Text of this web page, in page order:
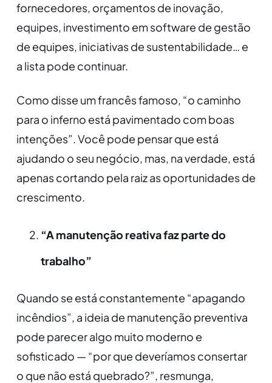
fornecedores, orçamentos de inovação,
equipes, investimento em software de gestão
de equipes, iniciativas de sustentabilidade… e
a lista pode continuar.
Como disse um francês famoso, “o caminho
para o inferno está pavimentado com boas
intenções”. Você pode pensar que está
ajudando o seu negócio, mas, na verdade, está
apenas cortando pela raiz as oportunidades de
crescimento.
“A manutenção reativa faz parte do
trabalho”
Quando se está constantemente “apagando
incêndios”, a ideia de manutenção preventiva
pode parecer algo muito moderno e
sofisticado — “por que deveríamos consertar
o que não está quebrado?”, resmunga,